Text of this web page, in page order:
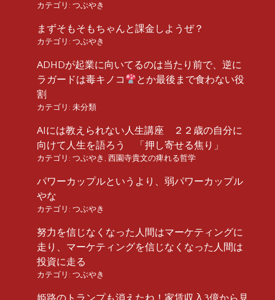
カテゴリ: つぶやき
まずそもそもちゃんと課金しようぜ？
カテゴリ: つぶやき
ADHDが起業に向いてるのは当たり前で、逆に
ラガードは毒キノコ
とか最後まで食わない役
割
カテゴリ: 未分類
AIには教えられない人生講座 ２２歳の自分に
向けて人生を語ろう 「押し寄せる焦り」
カテゴリ: つぶやき 西園寺貴文の痺れる哲学
パワーカップルというより、弱パワーカップル
やな
カテゴリ: つぶやき
努力を信じなくなった人間はマーケティングに
走り、マーケティングを信じなくなった人間は
投資に走る
カテゴリ: つぶやき